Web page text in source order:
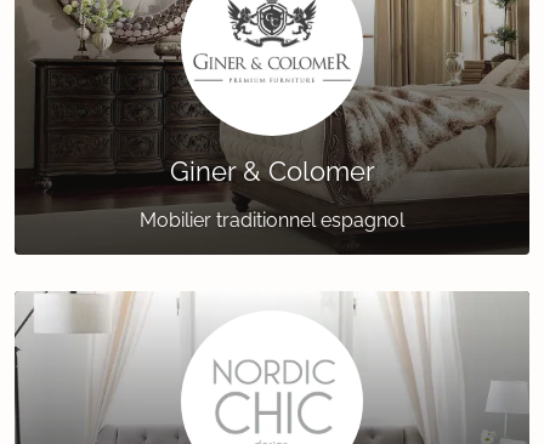
Giner & Colomer
Mobilier traditionnel espagnol